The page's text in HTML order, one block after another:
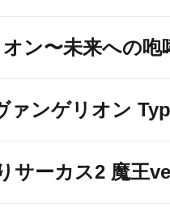
ン〜未来への咆
ァンゲリオン
サーカス2 魔王